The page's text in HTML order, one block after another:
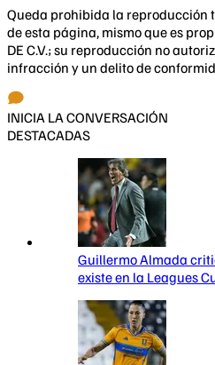
Queda prohibida la reproducción
de esta página, mismo que es
DE C.V.; su reproducción no
infracción y un delito de
INICIA LA CONVERSACIÓN
DESTACADAS
Guillermo Almada
existe en la Leagues